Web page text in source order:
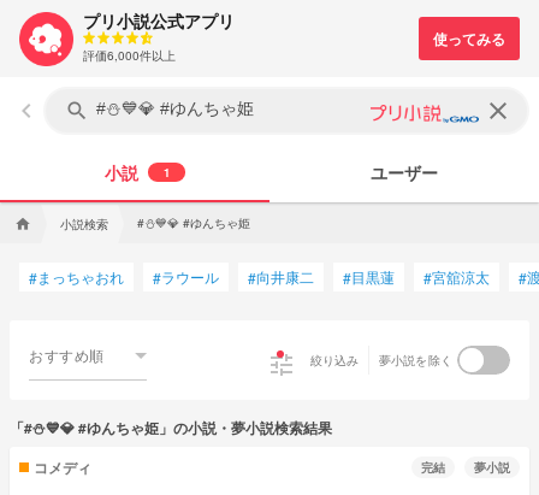
プリ小説公式アプリ
評価6,000件以上
keyboard_arrow_left search clear
小説 1 ユーザー
home 小説検索 #⛄💙💎 #ゆんちゃ姫
#まっちゃおれ #ラウール #向井康二 #目黒蓮 #宮舘涼太 #
おすすめ順 tune 絞り込み 夢小説を除く
「#⛄💙💎 #ゆんちゃ姫」の小説・夢小説検索結果
コメディ
完結 夢小説